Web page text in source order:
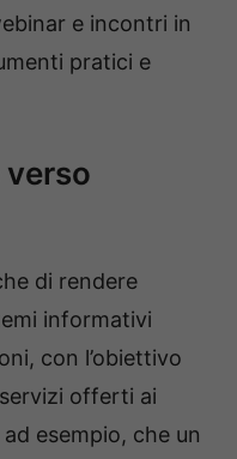
e incontri in
pratici e
di rendere
informativi
con l’obiettivo
offerti ai
esempio, che un